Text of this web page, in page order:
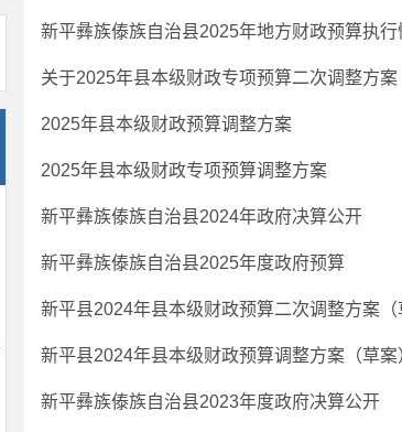
关于2025年县本级财政专项预算二次调整方
2025年县本级财政预算调整方案
2025年县本级财政专项预算调整方案
新平彝族傣族自治县2024年政府决算公开
新平彝族傣族自治县2025年度政府预算
新平县2024年县本级财政预算二次调整方案（
新平县2024年县本级财政预算调整方案（草案
新平彝族傣族自治县2023年度政府决算公开